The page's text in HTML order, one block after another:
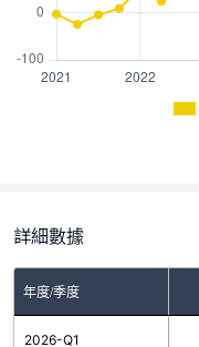
詳細數據
年度/季度
2026-Q1